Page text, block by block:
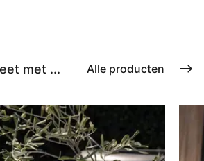
met ... Alle producten